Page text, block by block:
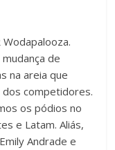
de
na areia que
competidores.
os pódios no
e Latam. Aliás,
Andrade e